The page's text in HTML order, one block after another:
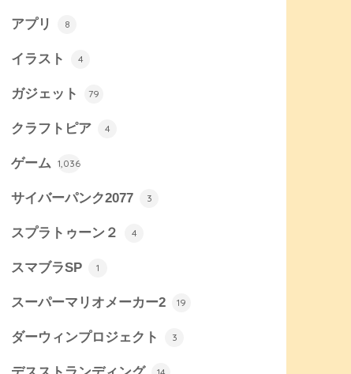
アプリ 8
イラスト 4
ガジェット 79
クラフトピア 4
ゲーム 1,036
サイバーパンク2077 3
スプラトゥーン２ 4
スマブラSP 1
スーパーマリオメーカー2 19
ダーウィンプロジェクト 3